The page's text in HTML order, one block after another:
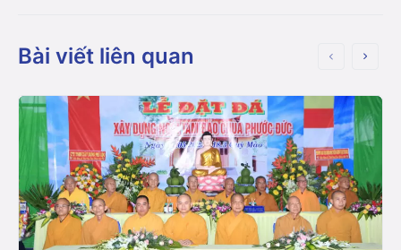
Bài viết liên quan